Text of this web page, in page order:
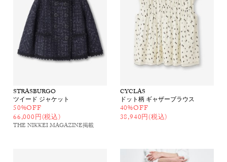
STRASBURGO
ツイード ジャケット
50%OFF
66,000円(税込)
THE NIKKEI MAGAZINE掲載
CYCLAS
ドット柄 ギャザーブラウス
40%OFF
38,940円(税込)